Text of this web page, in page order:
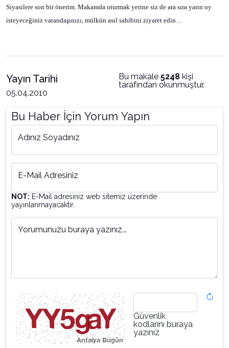
Siyasilere son bir önerim. Makamda oturmak yerine siz de ara sıra yarın oy
isteyeceğiniz vatandaşınızı, mülkün asıl sahibini ziyaret edin…
Yayın Tarihi
05.04.2010
Bu makale 5248 kişi
tarafından okunmuştur.
Bu Haber İçin Yorum Yapın
Adınız Soyadınız
E-Mail Adresiniz
NOT: E-Mail adresiniz web sitemiz üzerinde
yayınlanmayacaktır.
Yorumunuzu buraya yazınız...
Güvenlik
kodlarını buraya
yazınız